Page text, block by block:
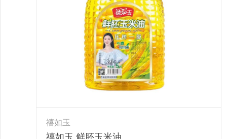
禧如玉
禧如玉 鲜胚玉米油